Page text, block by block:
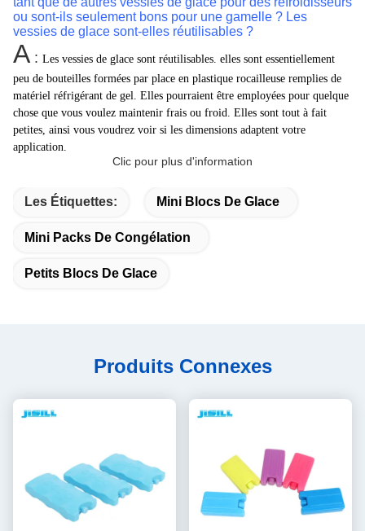
ou sont-ils seulement bons pour une gamelle ? Les
vessies de glace sont-elles réutilisables ?
A : Les vessies de glace sont réutilisables. elles sont essentiellement
peu de bouteilles formées par place en plastique rocailleuse remplies de
matériel réfrigérant de gel. Elles pourraient être employées pour quelque
chose que vous voulez maintenir frais ou froid. Elles sont tout à fait
petites, ainsi vous voudrez voir si les dimensions adaptent votre
application.
Clic pour plus d'information
Les Étiquettes: Mini Blocs De Glace
Mini Packs De Congélation
Petits Blocs De Glace
Produits Connexes